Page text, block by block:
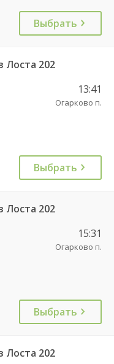
Выбрать
Лоста 202
13:41
Огарково п.
Выбрать
Лоста 202
15:31
Огарково п.
Выбрать
Лоста 202